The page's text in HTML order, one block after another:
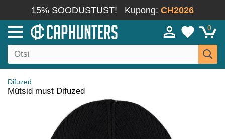
15% SOODUSTUST! Kupong: CH2026
0
Difuzed
Mütsid must Difuzed